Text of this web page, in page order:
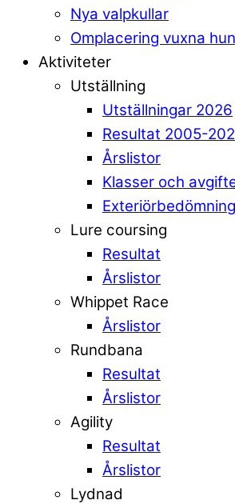
Nya valpkullar
Omplacering vuxna
Aktiviteter
Utställning
Utställningar 2026
Resultat 2005-
Årslistor
Klasser och
Exteriörbedömning
Lure coursing
Resultat
Årslistor
Whippet Race
Årslistor
Rundbana
Resultat
Årslistor
Agility
Resultat
Årslistor
Lydnad